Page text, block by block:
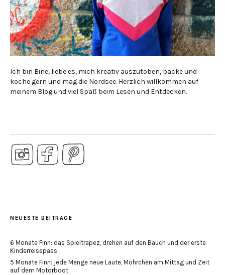
Ich bin Bine, liebe es, mich kreativ auszutoben, backe und
koche gern und mag die Nordsee. Herzlich willkommen auf
meinem Blog und viel Spaß beim Lesen und Entdecken.
NEUESTE BEITRÄGE
6 Monate Finn: das Spieltrapez, drehen auf den Bauch und der erste
Kinderreisepass
5 Monate Finn: jede Menge neue Laute, Möhrchen am Mittag und Zeit
auf dem Motorboot